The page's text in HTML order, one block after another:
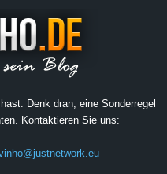
Denk dran, eine Sonderregel
Kontaktieren Sie uns: